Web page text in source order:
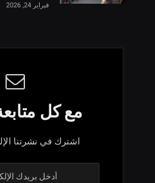
فبراير 24, 2026
مع كل
اشترك في نشرتنا